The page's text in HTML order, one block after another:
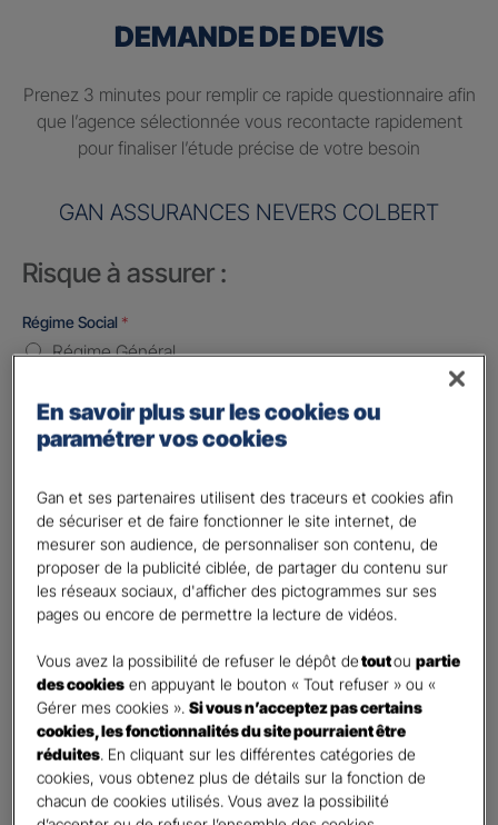
DEMANDE DE DEVIS
Prenez 3 minutes pour remplir ce rapide questionnaire afin
que l’agence sélectionnée vous recontacte rapidement
pour finaliser l’étude précise de votre besoin
GAN ASSURANCES NEVERS COLBERT
Risque à assurer :
Régime Social *
Régime Général
Régime Agricole
Régime local Alsace - Moselle
Bénéficiaire(s)*
Moi
Conjoint
Enfant(s)
A partir du 3ème enfant, Ils seront rattachés gratuitement à votre contrat. Pensez
Vos informations :
Etes-vous déjà client Gan assurances ?*
Oui
Non
En savoir plus sur les cookies ou
paramétrer vos cookies
Gan et ses partenaires utilisent des traceurs et cookies afin
de sécuriser et de faire fonctionner le site internet, de
mesurer son audience, de personnaliser son contenu, de
proposer de la publicité ciblée, de partager du contenu sur
les réseaux sociaux, d'afficher des pictogrammes sur ses
pages ou encore de permettre la lecture de vidéos.
Vous avez la possibilité de refuser le dépôt detoutoupartie
des cookies en appuyant le bouton « Tout refuser » ou «
Gérer mes cookies ».Si vous n’acceptez pas certains
cookies, les fonctionnalités du site pourraient être
réduites . En cliquant sur les différentes catégories de
cookies, vous obtenez plus de détails sur la fonction de
chacun de cookies utilisés. Vous avez la possibilité